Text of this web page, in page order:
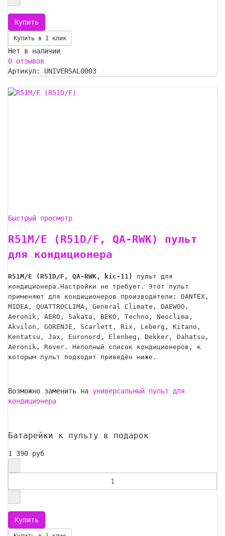
Купить в 1 клик
Нет в наличии
0 отзывов
Артикул: UNIVERSAL0003
Быстрый просмотр
R51M/E (R51D/F, QA-RWK) пульт
для кондиционера
R51M/E (R51D/F, QA-RWK, kic-11) пульт для
кондиционера.Настройки не требует. Этот пульт
применяют для кондиционеров производители: DANTEX,
MIDEA, QUATTROCLIMA, General Climate, DAEWOO,
Aeronik, AERO, Sakata, BEKO, Techno, Neoclima,
Akvilon, GORENJE, Scarlett, Rix, Leberg, Kitano,
Kentatsu, Jax, Euronord, Elenbeg, Dekker, Dahatsu,
Aeronik, Rover. Неполный список кондиционеров, к
которым пульт подходит приведён ниже.
Возможно заменить на универсальный пульт для
кондиционера
Батарейки к пульту в подарок
1 390 руб